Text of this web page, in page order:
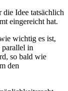
die Idee tatsächlich
eingereicht hat.
wichtig es ist,
in
so bald wie
den